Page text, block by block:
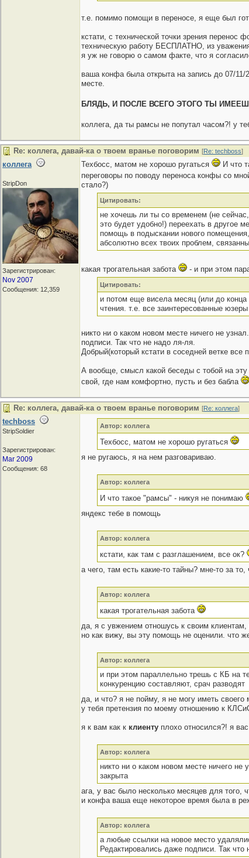
т.е. помимо помощи в переносе, я еще был
кстати, с технической точки зрения
техническую работу БЕСПЛАТНО, из
я уж не говорю о самом факте, что я
ваша конфа была открыта на запись до 07/
месте.
БЛЯДЬ, И ПОСЛЕ ВСЕГО ЭТОГО ТЫ
коллега, да ты рамсы не попутал часом?! у
Re: коллега, давай-ка о твоем вранье поговорим [Re: techboss]
коллега
StripDon
Зарегистрирован:
Nov 2007
Сообщения: 12,359
Техбосс, матом не хорошо ругаться
И что
переговоры по поводу переноса конфы со
стало?)
Цитировать:
не хочешь ли ты со временем (не
это будет удобно!) переехать в другое
помощь в подыскании нового
абсолютно всех твоих проблем,
какая трогательная забота - и при этом
Цитировать:
и потом еще висела месяц (или до
чтения. т.е. все заинтересованные
никто ни о каком новом месте ничего не
подписи. Так что не надо ля-ля.
Добрый(который кстати в соседней ветке
А вообще, смысл какой беседы с тобой на
свой, где нам комфортно, пусть и без бабла
Re: коллега, давай-ка о твоем вранье поговорим [Re: коллега]
techboss
StripSoldier
Зарегистрирован:
Mar 2009
Сообщения: 68
Автор: коллега
Техбосс, матом не хорошо ругаться
я не ругаюсь, я на нем разговариваю.
Автор: коллега
И что такое "рамсы" - никуя не понимаю
яндекс тебе в помощь
Автор: коллега
кстати, как там с разглашением, все ок?
а чего, там есть какие-то тайны? мне-то за
Автор: коллега
какая трогательная забота
да, я с увжением отношусь к своим клиентам,
но как вижу, вы эту помощь не оценили. что
Автор: коллега
и при этом параллельно трешь с КБ на
конкуренцию составляют, срач разводят
да, и что? я не пойму, я не могу иметь
у тебя претензия по моему отношению к
я к вам как к клиенту плохо относился?! я
Автор: коллега
никто ни о каком новом месте ничего
закрыта
ага, у вас было несколько месяцев для того,
и конфа ваша еще некоторое время была в
Автор: коллега
а любые ссылки на новое место
Редактировались даже подписи. Так что